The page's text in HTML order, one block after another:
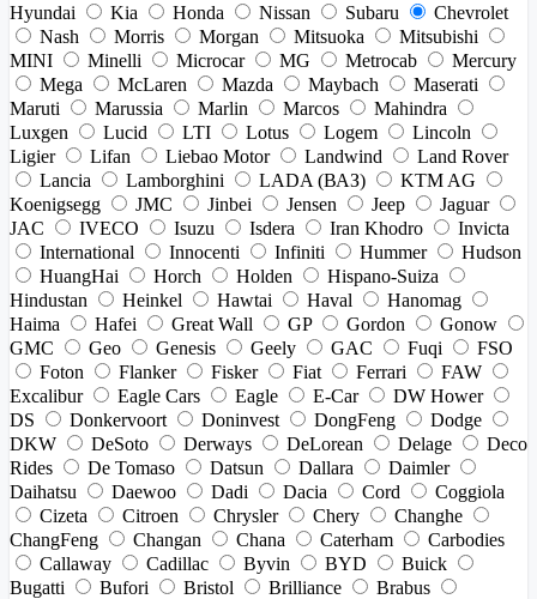
Hyundai
Kia Honda Nissan Subaru
Chevrolet
Nash
Morris Morgan Mitsuoka
Mitsubishi
MINI
Minelli Microcar MG Metrocab
Mercury
Mega
McLaren Mazda Maybach
Maserati
Maruti
Marussia Marlin Marcos
Mahindra
Luxgen
Lucid LTI Lotus Logem
Lincoln
Ligier
Lifan Liebao Motor Landwind
Land Rover
Lancia
Lamborghini LADA (ВАЗ)
KTM AG
Koenigsegg
JMC Jinbei Jensen Jeep
Jaguar
JAC
IVECO Isuzu Isdera Iran Khodro
Invicta
International
Innocenti Infiniti Hummer
Hudson
HuangHai
Horch Holden
Hispano-Suiza
Hindustan
Heinkel Hawtai Haval
Hanomag
Haima
Hafei Great Wall GP Gordon
Gonow
GMC
Geo Genesis Geely GAC Fuqi
FSO
Foton
Flanker Fisker Fiat Ferrari
FAW
Excalibur
Eagle Cars Eagle E-Car
DW Hower
DS
Donkervoort Doninvest DongFeng
Dodge
DKW
DeSoto Derways DeLorean Delage
Deco
Rides
De Tomaso Datsun Dallara
Daimler
Daihatsu
Daewoo Dadi Dacia Cord
Coggiola
Cizeta
Citroen Chrysler Chery
Changhe
ChangFeng
Changan Chana Caterham
Carbodies
Callaway
Cadillac Byvin BYD
Buick
Bugatti
Bufori Bristol Brilliance
Brabus